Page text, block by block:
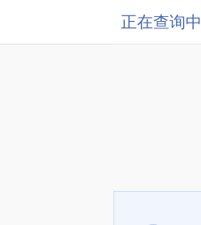
正在查询中